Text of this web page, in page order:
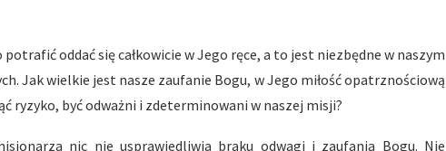
oddać się całkowicie w Jego ręce, a to jest niezbędne w naszym
Jak wielkie jest nasze zaufanie Bogu, w Jego miłość opatrznościową
ryzyko, być odważni i zdeterminowani w naszej misji?
nic nie usprawiedliwia braku odwagi i zaufania Bogu. Nie